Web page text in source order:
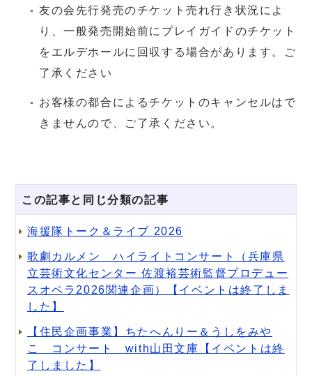
友の会先行発売のチケット売れ行き状況によ
り、一般発売開始前にプレイガイドのチケット
をエルデホールに回収する場合があります。ご
了承ください
お客様の都合によるチケットのキャンセルはで
きませんので、ご了承ください。
この記事と同じ分類の記事
海援隊トーク＆ライブ 2026
歌劇カルメン ハイライトコンサート（兵庫県
立芸術文化センター 佐渡裕芸術監督プロデュー
スオペラ2026関連企画）【イベントは終了しま
した】
【住民企画事業】ちたへんりー＆うしをみや
こ コンサート with山田文庫【イベントは終
了しました】